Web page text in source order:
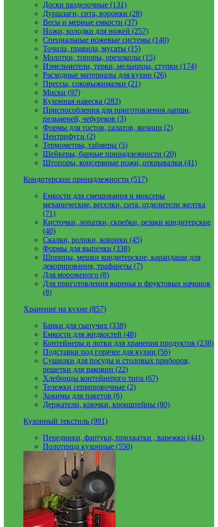
Доски разделочные (131)
Дуршлаги, сита, воронки (28)
Весы и мерные емкости (37)
Ножи, колодки для ножей (257)
Специальные ножевые системы (140)
Точила, правила, мусаты (15)
Молотки, топоры, орехоколы (15)
Измельчители, терки, мельницы, ступки (174)
Расходные материалы для кухни (26)
Прессы, соковыжималки (21)
Миски (97)
Кухонная навеска (283)
Приспособления для приготовления лапши,
пельменей, чебуреков (3)
Формы для тостов, салатов, яичниц (2)
Центрифуги (2)
Термометры, таймеры (5)
Шейкеры, барные принадлежности (20)
Штопоры, консервные ножи, открывалки (41)
Кондитерские принадлежности (517)
Емкости для смешивания и миксеры
механические, веселки, сита, отделители желтка
(71)
Кисточки, лопатки, скребки, резаки кондитерские
(40)
Скалки, ролики, коврики (45)
Формы для выпечки (338)
Шприцы, мешки кондитерские, карандаши для
декорирования, трафареты (7)
Для мороженого (8)
Для приготовления варенья и фруктовых начинок
(8)
Хранение на кухне (857)
Банки для сыпучих (338)
Емкости для жидкостей (48)
Контейнеры и лотки для хранения продуктов (238)
Подставки под горячее для кухни (56)
Сушилки для посуды и столовых приборов,
решетки для раковин (22)
Хлебницы контейнерого типа (67)
Тележки сервировочные (2)
Зажимы для пакетов (6)
Держатели, крючки, кронштейны (80)
Кухонный текстиль (991)
Передники, фартуки, прихватки , варежки (441)
Полотенца кухонные (550)